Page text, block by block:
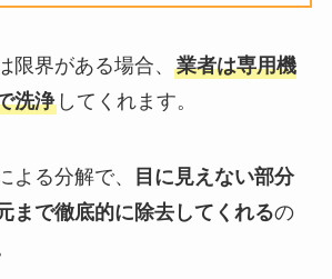
限界がある場合、 業者は専用機
洗浄してくれます。
よる分解で、
目に見えない部分
まで徹底的に除去してくれるの